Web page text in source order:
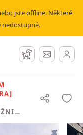
jste offline. Některé
nedostupné.
Hlídací pes
Zprávy